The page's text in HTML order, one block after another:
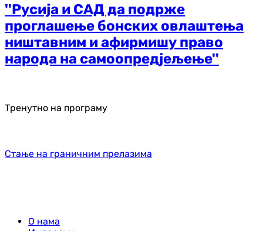
''Русија и САД да подрже
проглашење бонских овлаштења
ништавним и афирмишу право
народа на самоопредјељење''
Тренутно на програму
Стање на граничним прелазима
О нама